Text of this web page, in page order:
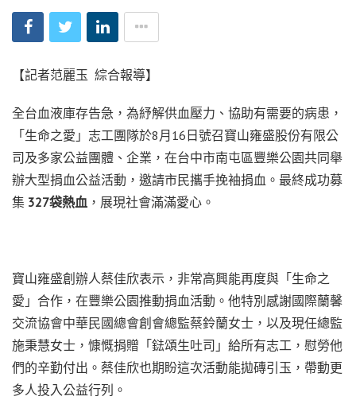
【記者范麗玉 綜合報導】
全台血液庫存告急，為紓解供血壓力、協助有需要的病患，
「生命之愛」志工團隊於8月16日號召寶山雍盛股份有限公
司及多家公益團體、企業，在台中市南屯區豐樂公園共同舉
辦大型捐血公益活動，邀請市民攜手挽袖捐血。最終成功募
集 327袋熱血 ，展現社會滿滿愛心。
寶山雍盛創辦人蔡佳欣表示，非常高興能再度與「生命之
愛」合作，在豐樂公園推動捐血活動。他特別感謝國際蘭馨
交流協會中華民國總會創會總監蔡鈴蘭女士，以及現任總監
施秉慧女士，慷慨捐贈「鍅頌生吐司」給所有志工，慰勞他
們的辛勤付出。蔡佳欣也期盼這次活動能拋磚引玉，帶動更
多人投入公益行列。